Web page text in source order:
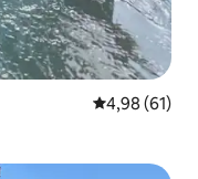
Évaluation
4,98 (61)